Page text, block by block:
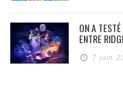
ON A
ENTRE
7 juin